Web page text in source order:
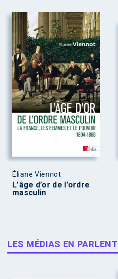
Éliane Viennot
L’âge d’or de l’ordre
masculin
LES MÉDIAS EN PARLENT